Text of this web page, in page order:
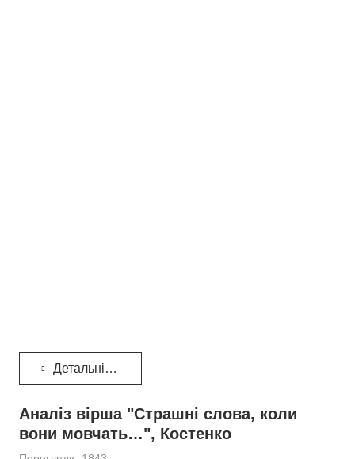
Детальніше...
Аналіз вірша "Страшні слова, коли
вони мовчать…", Костенко